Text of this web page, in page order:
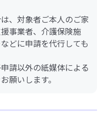
、対象者ご本人のご家
事業者、介護保険施
どに申請を代行しても
請以外の紙媒体による
願いします。